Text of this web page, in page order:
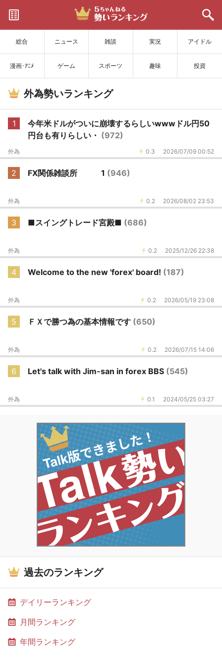
総合 ニュース 雑談 実況 アイドル
漫画･ｱﾆﾒ ゲーム スポーツ 趣味 投資
サイトを更新
外為勢いランキング
1
今年米ドルがついに崩壊するらしいwwwドル円50
円台も有りらしい・ (972)
0.3 2026/07/09 00:52
外為
2 FX関係雑談所 1 (946)
0.2 2026/08/02 23:53
外為
3 ■スイングトレード宮殿■ (686)
0.2 2025/12/26 22:38
外為
4 Welcome to the new 'forex' board! (187)
0.2 2026/05/19 23:08
外為
5 ＦＸで勝つ為の基本情報です (650)
0.2 2026/07/15 14:06
外為
6 Let's talk with Jim-san in forex BBS (545)
0.1 2024/05/25 03:27
外為
過去のランキング
デイリーランキング
月間ランキング
年間ランキング